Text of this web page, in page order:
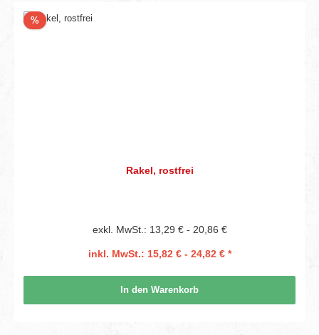
%Rabatt
Rakel, rostfrei
exkl. MwSt.: 13,29 € - 20,86 €
inkl. MwSt.: 15,82 € - 24,82 € *
In den Warenkorb